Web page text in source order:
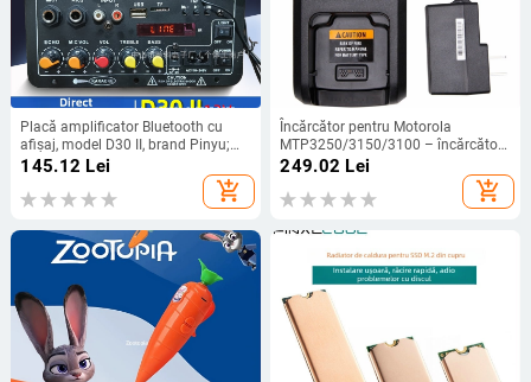
Placă amplificator Bluetooth cu
afișaj, model D30 II, brand Pinyu;
Intrări Bluetooth, USB, TF, FM radio;
DC12V/AC110-240V
145.12 Lei
add_shopping_cart
Încărcător pentru Motorola
MTP3250/3150/3100 – încărcător
de tip stand, rezistent la praf, intrare
249.02 Lei
add_shopping_cart